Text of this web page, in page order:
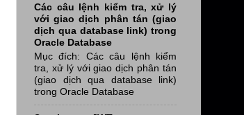
Các câu lệnh kiểm tra, xử lý
với giao dịch phân tán (giao
dịch qua database link) trong
Oracle Database
Mục đích: Các câu lệnh kiểm
tra, xử lý với giao dịch phân tán
(giao dịch qua database link)
trong Oracle Database